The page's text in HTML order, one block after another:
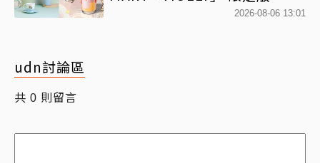
「MOLLYｘBearista小熊杯」
2026-08-06 13:01
udn討論區
共 0 則留言